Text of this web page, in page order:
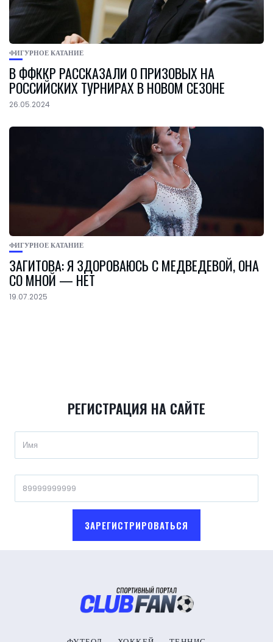
ФИГУРНОЕ КАТАНИЕ
В ФФККР РАССКАЗАЛИ О ПРИЗОВЫХ НА
РОССИЙСКИХ ТУРНИРАХ В НОВОМ СЕЗОНЕ
26.05.2024
ФИГУРНОЕ КАТАНИЕ
ЗАГИТОВА: Я ЗДОРОВАЮСЬ С МЕДВЕДЕВОЙ, ОНА
СО МНОЙ — НЕТ
19.07.2025
РЕГИСТРАЦИЯ НА САЙТЕ
ЗАРЕГИСТРИРОВАТЬСЯ